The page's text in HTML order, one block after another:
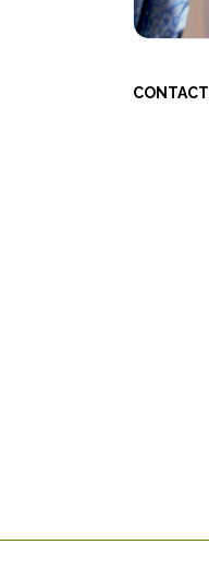
CONTACT